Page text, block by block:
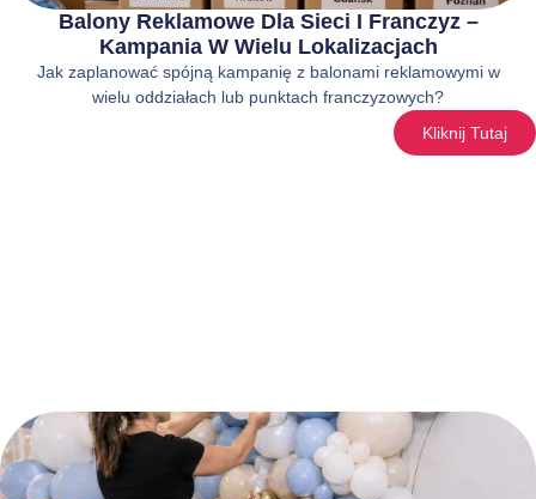
Balony Reklamowe Dla Sieci I Franczyz –
Kampania W Wielu Lokalizacjach
Jak zaplanować spójną kampanię z balonami reklamowymi w
wielu oddziałach lub punktach franczyzowych?
Kliknij Tutaj